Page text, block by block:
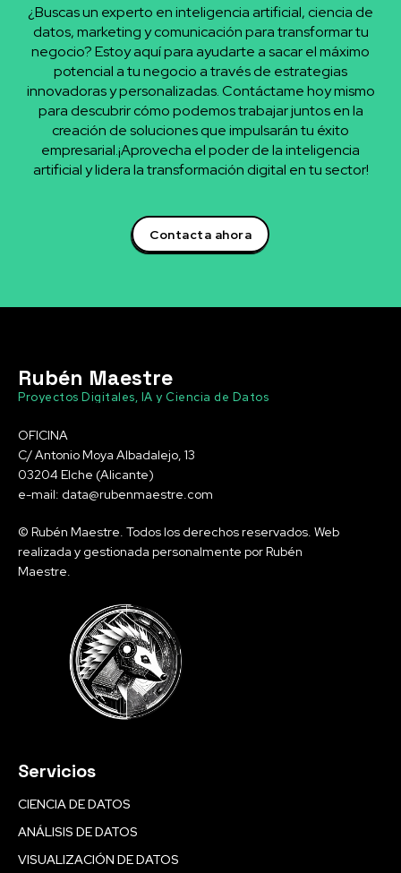
¿Buscas un experto en inteligencia artificial, ciencia de
datos, marketing y comunicación para transformar tu
negocio? Estoy aquí para ayudarte a sacar el máximo
potencial a tu negocio a través de estrategias
innovadoras y personalizadas. Contáctame hoy mismo
para descubrir cómo podemos trabajar juntos en la
creación de soluciones que impulsarán tu éxito
empresarial.¡Aprovecha el poder de la inteligencia
artificial y lidera la transformación digital en tu sector!
Contacta ahora
Rubén Maestre
Proyectos Digitales, IA y Ciencia de Datos
OFICINA
C/ Antonio Moya Albadalejo, 13
03204 Elche (Alicante)
e-mail: data@rubenmaestre.com
© Rubén Maestre. Todos los derechos reservados. Web
realizada y gestionada personalmente por Rubén
Maestre.
Servicios
CIENCIA DE DATOS
ANÁLISIS DE DATOS
VISUALIZACIÓN DE DATOS